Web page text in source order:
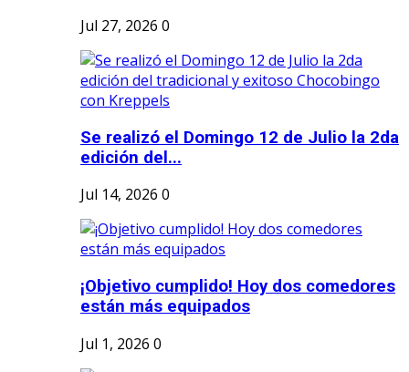
Jul 27, 2026 0
Se realizó el Domingo 12 de Julio la 2da
edición del...
Jul 14, 2026 0
¡Objetivo cumplido! Hoy dos comedores
están más equipados
Jul 1, 2026 0